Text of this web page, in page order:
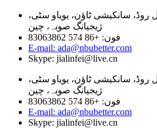
مڈل روڈ، سانکیشی ٹاؤن، یویاو سٹی،
ژیجیانگ صوبہ، چین
فون: +86 574 83063862
E-mail: ada@nbubetter.com
Skype: jialinfei@live.cn
مڈل روڈ، سانکیشی ٹاؤن، یویاو سٹی،
ژیجیانگ صوبہ، چین
فون: +86 574 83063862
E-mail: ada@nbubetter.com
Skype: jialinfei@live.cn